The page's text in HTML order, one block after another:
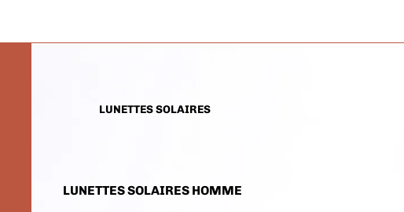
LUNETTES SOLAIRES
LUNETTES SOLAIRES HOMME